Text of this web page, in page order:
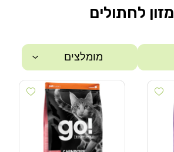
מזון לחתולים
מומלצים
Add wishlist
wishlist